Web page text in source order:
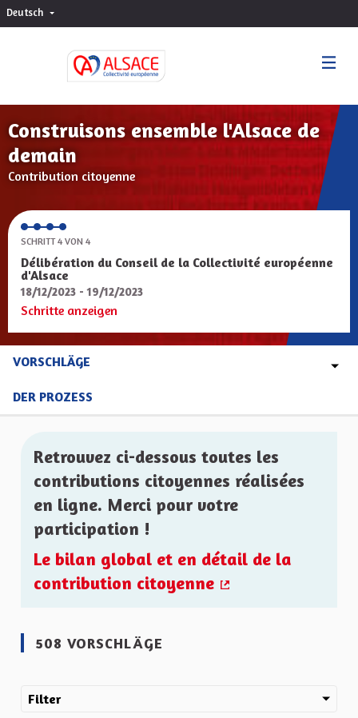
Deutsch Choisir la langue
Construisons ensemble l'Alsace de
demain
Contribution citoyenne
SCHRITT 4 VON 4
Délibération du Conseil de la Collectivité européenne
d'Alsace
18/12/2023 - 19/12/2023
Schritte anzeigen
VORSCHLÄGE
DER PROZESS
Retrouvez ci-dessous toutes les
contributions citoyennes réalisées
en ligne. Merci pour votre
participation !
Le bilan global et en détail de la
contribution citoyenne
508 VORSCHLÄGE
Filter